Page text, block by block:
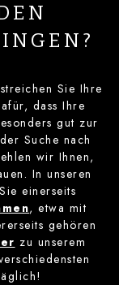
Sie Ihre
dass Ihre
gut zur
Suche nach
wir Ihnen,
In unseren
einerseits
, etwa mit
gehören
zu unserem